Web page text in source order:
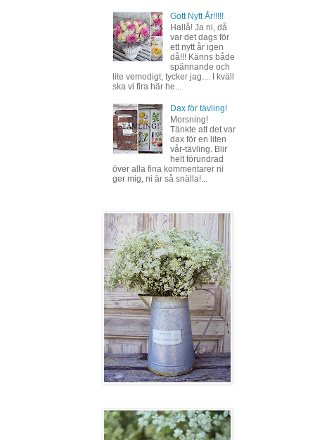
Gott Nytt År!!!!!
Hallå! Ja ni, då
var det dags för
ett nytt år igen
då!!! Känns både
spännande och
lite vemodigt, tycker jag.... I kväll
ska vi fira här he...
Dax för tävling!
Morsning!
Tänkte att det var
dax för en liten
vår-tävling. Blir
helt förundrad
över alla fina kommentarer ni
ger mig, ni är så snälla!...